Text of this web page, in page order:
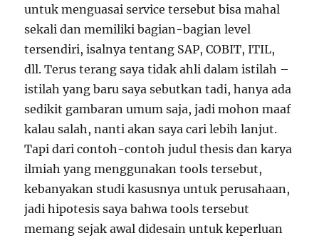
untuk menguasai service tersebut bisa mahal
sekali dan memiliki bagian-bagian level
tersendiri, isalnya tentang SAP, COBIT, ITIL,
dll. Terus terang saya tidak ahli dalam istilah –
istilah yang baru saya sebutkan tadi, hanya ada
sedikit gambaran umum saja, jadi mohon maaf
kalau salah, nanti akan saya cari lebih lanjut.
Tapi dari contoh-contoh judul thesis dan karya
ilmiah yang menggunakan tools tersebut,
kebanyakan studi kasusnya untuk perusahaan,
jadi hipotesis saya bahwa tools tersebut
memang sejak awal didesain untuk keperluan